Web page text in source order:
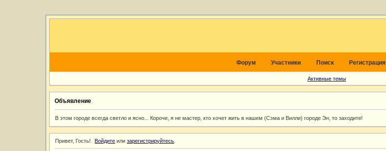
Форум Участники Поиск Регистрация
Активные темы
Объявление
В этом городе всегда светло и ясно... Короче, я не мастер, кто хочет жить в нашем (Сэма и Вилли) городе Эн, то заходите!
Привет, Гость! Войдите илизарегистрируйтесь